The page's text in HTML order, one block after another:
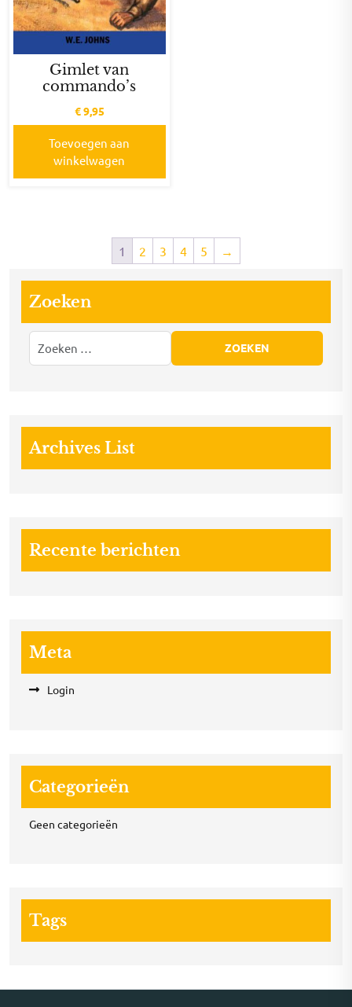
Gimlet van
commando’s
€9,95
Toevoegen aan
winkelwagen
1 2 3 4 5 →
Zoeken
Archives List
Recente berichten
Meta
Login
Categorieën
Geen categorieën
Tags